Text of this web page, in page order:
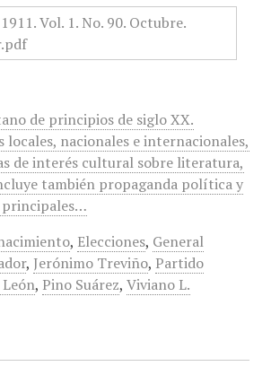
de principios de siglo XX.
locales, nacionales e internacionales,
de interés cultural sobre literatura,
también propaganda política y
principales…
, Elecciones, General
, Jerónimo Treviño, Partido
, Pino Suárez, Viviano L.